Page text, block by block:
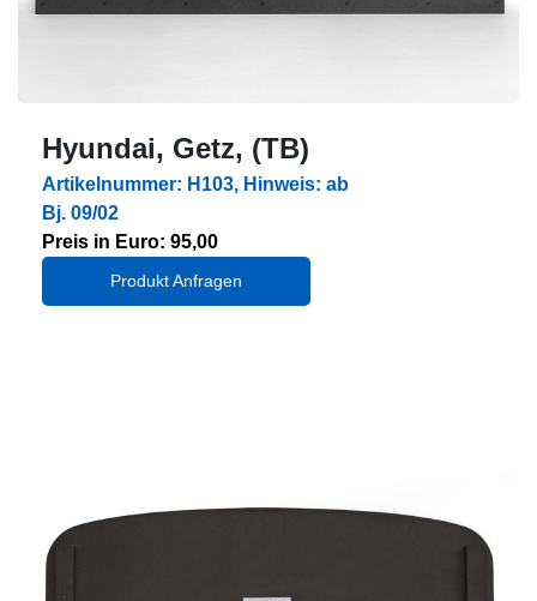
Hyundai, Getz, (TB)
Artikelnummer: H103, Hinweis: ab
Bj. 09/02
Preis in Euro: 95,00
Produkt Anfragen